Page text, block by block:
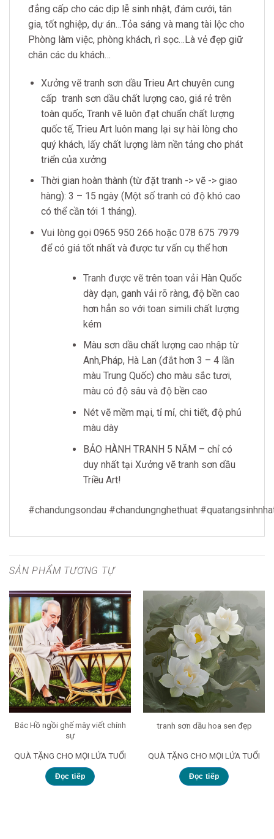
đẳng cấp cho các dịp lễ sinh nhật, đám cưới, tân
gia, tốt nghiệp, dự án…Tỏa sáng và mang tài lộc cho
Phòng làm việc, phòng khách, rì sọc…Là vẻ đẹp giữ
chân các du khách…
Xưởng vẽ tranh sơn dầu Trieu Art chuyên cung
cấp tranh sơn dầu chất lượng cao, giá rẻ trên
toàn quốc, Tranh vẽ luôn đạt chuẩn chất lượng
quốc tế, Trieu Art luôn mang lại sự hài lòng cho
quý khách, lấy chất lượng làm nền tảng cho phát
triển của xưởng
Thời gian hoàn thành (từ đặt tranh -> vẽ -> giao
hàng): 3 – 15 ngày (Một số tranh có độ khó cao
có thể cần tới 1 tháng).
Vui lòng gọi 0965 950 266 hoặc 078 675 7979
để có giá tốt nhất và được tư vấn cụ thể hơn
Tranh được vẽ trên toan vải Hàn Quốc
dày dạn, ganh vải rõ ràng, độ bền cao
hơn hẳn so với toan simili chất lượng
kém
Màu sơn dầu chất lượng cao nhập từ
Anh,Pháp, Hà Lan (đắt hơn 3 – 4 lần
màu Trung Quốc) cho màu sắc tươi,
màu có độ sâu và độ bền cao
Nét vẽ mềm mại, tỉ mỉ, chi tiết, độ phủ
màu dày
BẢO HÀNH TRANH 5 NĂM – chỉ có
duy nhất tại Xưởng vẽ tranh sơn dầu
Triều Art!
#chandungsondau #chandungnghethuat
SẢN PHẨM TƯƠNG TỰ
Bác Hồ ngồi ghế mây viết chính
sự
QUÀ TẶNG CHO MỌI LỨA TUỔI
Đọc tiếp
tranh sơn dầu hoa sen đẹp
QUÀ TẶNG CHO MỌI LỨA TUỔI
Đọc tiếp